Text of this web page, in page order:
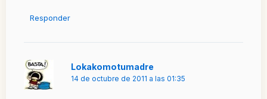
Responder
Lokakomotumadre
14 de octubre de 2011 a las 01:35